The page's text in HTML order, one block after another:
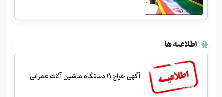
اطلاعیه ها
آگهی حراج 11 دستگاه ماشین آلات عمرانی